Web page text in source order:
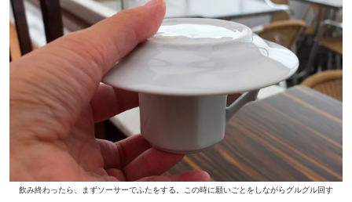
飲み終わったら、まずソーサーでふたをする。この時に願いごとをしながらグルグル回す